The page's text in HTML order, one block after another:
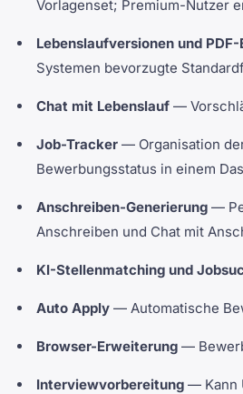
Vorlagenset; Premium-Nutzer
Lebenslaufversionen und
Systemen bevorzugte
Chat mit Lebenslauf —
Job-Tracker — Organisation
Bewerbungsstatus in einem
Anschreiben-Generierung —
Anschreiben und Chat mit
KI-Stellenmatching und
Auto Apply — Automatische
Browser-Erweiterung —
Interviewvorbereitung — Kann